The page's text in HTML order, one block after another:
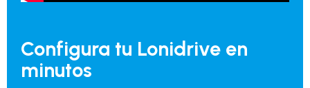
Configura tu Lonidrive en
minutos